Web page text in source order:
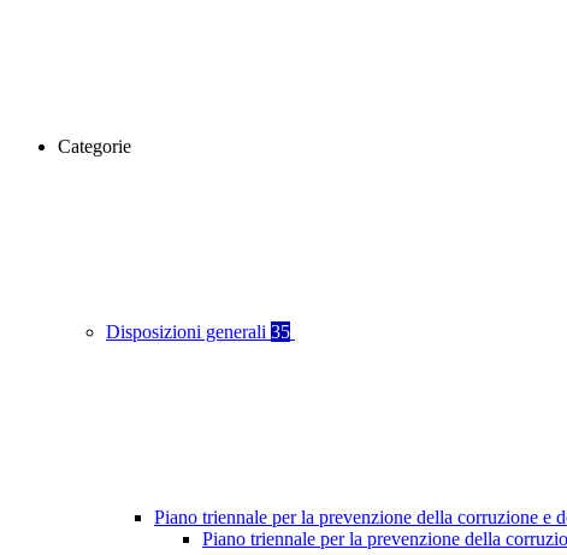
Categorie
Disposizioni generali 35
Piano triennale per la prevenzione della corruzione e
Piano triennale per la prevenzione della